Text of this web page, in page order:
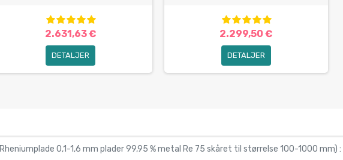
2.631,63 €
DETALJER
2.299,50 €
DETALJER
Rheniumplade 0,1-1,6 mm plader 99,95 % metal Re 75 skåret til størrelse 100-1000 mm) :